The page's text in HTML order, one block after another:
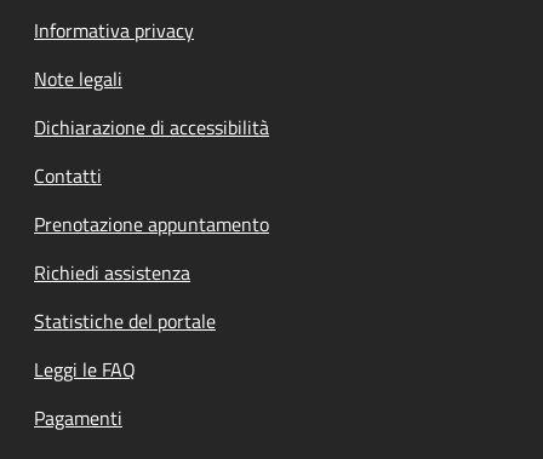
Informativa privacy
Note legali
Dichiarazione di accessibilità
Contatti
Prenotazione appuntamento
Richiedi assistenza
Statistiche del portale
Leggi le FAQ
Pagamenti